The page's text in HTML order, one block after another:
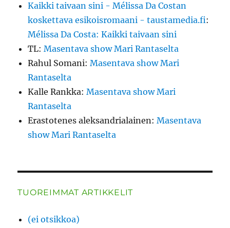
Kaikki taivaan sini - Mélissa Da Costan
koskettava esikoisromaani - taustamedia.fi:
Mélissa Da Costa: Kaikki taivaan sini
TL:Masentava show Mari Rantaselta
Rahul Somani:Masentava show Mari
Rantaselta
Kalle Rankka:Masentava show Mari
Rantaselta
Erastotenes aleksandrialainen:Masentava
show Mari Rantaselta
TUOREIMMAT ARTIKKELIT
(ei otsikkoa)